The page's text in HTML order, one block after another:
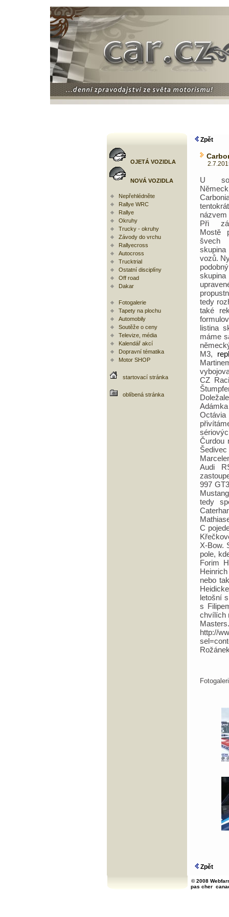
OJETÁ VOZIDLA
NOVÁ VOZIDLA
Nepřehlédněte
Rallye WRC
Rallye
Okruhy
Trucky - okruhy
Závody do vrchu
Rallyecross
Autocross
Trucktrial
Ostatní disciplíny
Off road
Dakar
Fotogalerie
Tapety na plochu
Automobily
Soutěže o ceny
Televize, média
Kalendář akcí
Dopravní tématika
Motor SHOP
startovací stránka
oblíbená stránka
Zpět
U
Při
Mostě
skupina
vozů.
tedy
také
listina
máme
M3,
CZ
Čurdou
Audi
997
tedy
C
X-Bow.
pole,
Forim
nebo
letošní
s
chvílích
http://
Zpět
© 2008
pas cher